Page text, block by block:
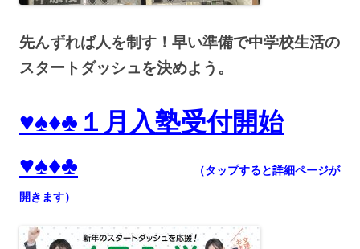
先んずれば人を制す！早い準備で中学校生活の
スタートダッシュを決めよう。
♥♠♦♣１月入塾受付開始
♥♠♦♣
（タップすると詳細ページが
開きます）